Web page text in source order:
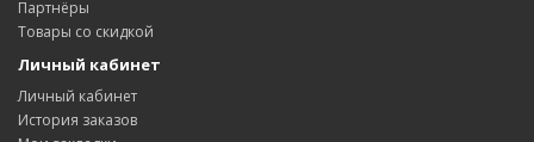
Партнёры
Товары со скидкой
Личный кабинет
Личный кабинет
История заказов